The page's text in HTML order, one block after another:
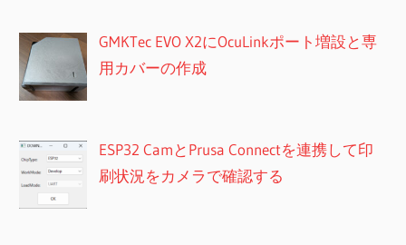
GMKTec EVO X2にOcuLinkポート増設と専
用カバーの作成
ESP32 CamとPrusa Connectを連携して印
刷状況をカメラで確認する